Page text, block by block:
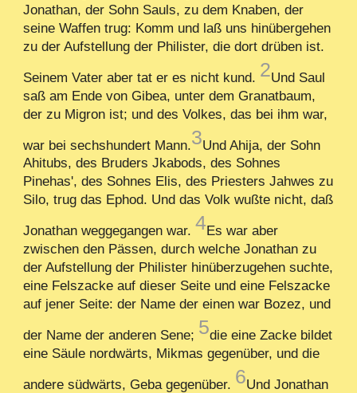
Jonathan, der Sohn Sauls, zu dem Knaben, der
seine Waffen trug: Komm und laß uns hinübergehen
zu der Aufstellung der Philister, die dort drüben ist.
Seinem Vater aber tat er es nicht kund. 2Und Saul
saß am Ende von Gibea, unter dem Granatbaum,
der zu Migron ist; und des Volkes, das bei ihm war,
war bei sechshundert Mann.3Und Ahija, der Sohn
Ahitubs, des Bruders Jkabods, des Sohnes
Pinehas', des Sohnes Elis, des Priesters Jahwes zu
Silo, trug das Ephod. Und das Volk wußte nicht, daß
Jonathan weggegangen war.4Es war aber
zwischen den Pässen, durch welche Jonathan zu
der Aufstellung der Philister hinüberzugehen suchte,
eine Felszacke auf dieser Seite und eine Felszacke
auf jener Seite: der Name der einen war Bozez, und
der Name der anderen Sene; 5die eine Zacke bildet
eine Säule nordwärts, Mikmas gegenüber, und die
andere südwärts, Geba gegenüber. 6Und Jonathan